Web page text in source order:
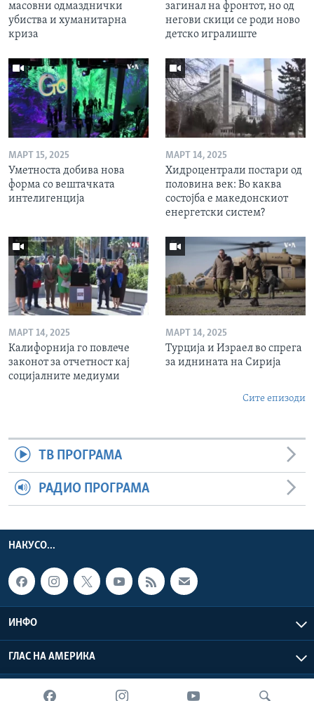
масовни одмазднички
убиства и хуманитарна
криза
загинал на фронтот, но од
негови скици се роди ново
детско игралиште
МАРТ 15, 2025
Уметноста добива нова
форма со вештачката
интелигенција
МАРТ 14, 2025
Хидроцентрали постари од
половина век: Во каква
состојба е македонскиот
енергетски систем?
МАРТ 14, 2025
Калифорнија го повлече
законот за отчетност кај
социјалните медиуми
МАРТ 14, 2025
Турција и Израел во спрега
за иднината на Сирија
Сите епизоди
ТВ ПРОГРАМА
РАДИО ПРОГРАМА
НАКУСО...
ИНФО
ГЛАС НА АМЕРИКА
Глас на Америка © 2026 VOA, Inc. Сите права задржани.